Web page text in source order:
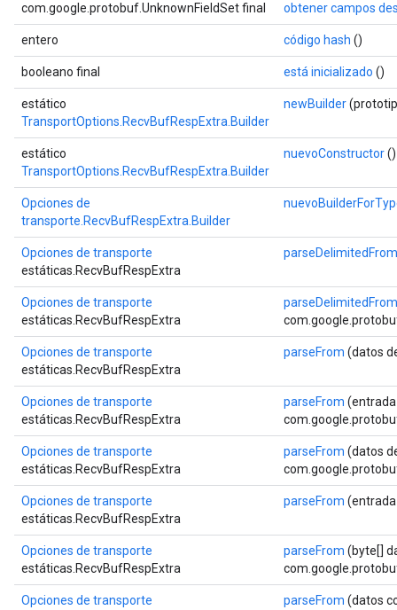
com.google.protobuf.UnknownFieldSet final obtener campos
entero código hash ()
booleano final está inicializado ()
estático
TransportOptions.RecvBufRespExtra.Builder
newBuilder
estático
TransportOptions.RecvBufRespExtra.Builder
nuevoConstructor()
Opciones de
transporte.RecvBufRespExtra.Builder
Opciones de transporte
estáticas.RecvBufRespExtra
parseDelimitedFrom
Opciones de transporte
estáticas.RecvBufRespExtra
parseDelimitedFrom
Opciones de transporte
estáticas.RecvBufRespExtra
parseFrom (datos
Opciones de transporte
estáticas.RecvBufRespExtra
parseFrom
Opciones de transporte
estáticas.RecvBufRespExtra
parseFrom (datos
Opciones de transporte
estáticas.RecvBufRespExtra
parseFrom
Opciones de transporte
estáticas.RecvBufRespExtra
parseFrom (byte[]
Opciones de transporte
parseFrom (datos